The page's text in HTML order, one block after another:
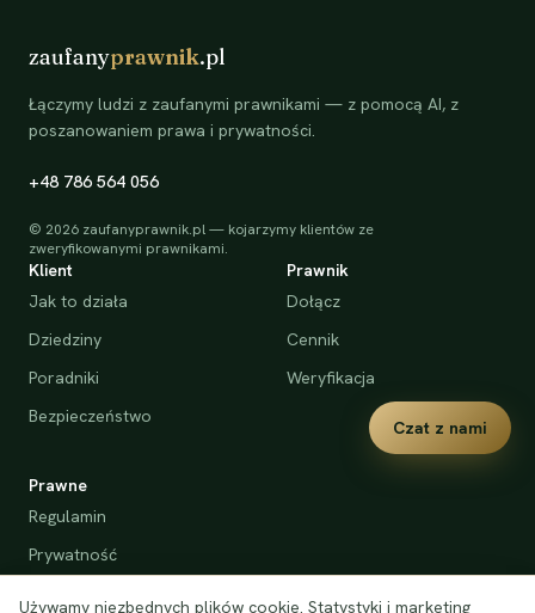
zaufanyprawnik.pl
Łączymy ludzi z zaufanymi prawnikami — z pomocą AI, z
poszanowaniem prawa i prywatności.
+48 786 564 056
© 2026 zaufanyprawnik.pl — kojarzymy klientów ze
zweryfikowanymi prawnikami.
Klient
Jak to działa
Dziedziny
Poradniki
Bezpieczeństwo
Prawnik
Dołącz
Cennik
Weryfikacja
Prawne
Regulamin
Prywatność
Czat z nami
Używamy niezbędnych plików cookie. Statystyki i marketing